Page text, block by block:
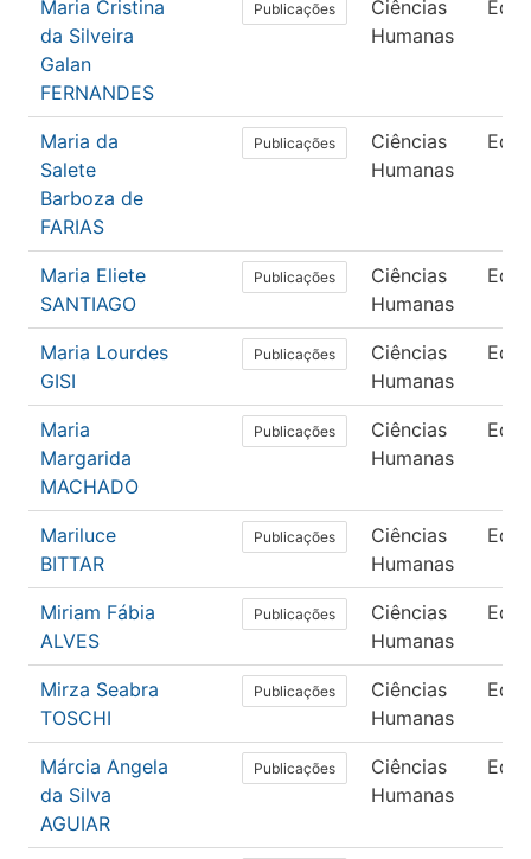
Maria Cristina
da Silveira
Galan
FERNANDES
Publicações
Ciências
Humanas
Maria da
Salete
Barboza de
FARIAS
Publicações
Ciências
Humanas
Maria Eliete
SANTIAGO
Publicações
Ciências
Humanas
Maria Lourdes
GISI
Publicações
Ciências
Humanas
Maria
Margarida
MACHADO
Publicações
Ciências
Humanas
Mariluce
BITTAR
Publicações
Ciências
Humanas
Miriam Fábia
ALVES
Publicações
Ciências
Humanas
Mirza Seabra
TOSCHI
Publicações
Ciências
Humanas
Márcia Angela
da Silva
AGUIAR
Publicações
Ciências
Humanas